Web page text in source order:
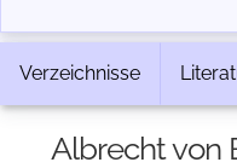
Verzeichnisse
Albrecht von